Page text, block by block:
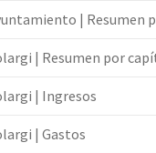
| Resumen
| Resumen por
| Ingresos
| Gastos